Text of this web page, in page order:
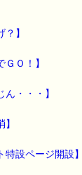
】
Ｏ！】
・・・】
設ページ開設】